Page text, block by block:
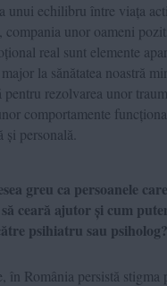
unui echilibru între viața
compania unor oameni
real sunt elemente
la sănătatea noastră
pentru rezolvarea unor
comportamente
și personală.
greu ca persoanele
ceară ajutor și cum
psihiatru sau psiholog?
în România persistă stigma